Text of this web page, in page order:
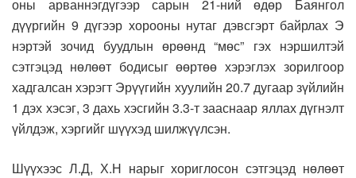
оны арваннэгдүгээр сарын 21-ний өдөр Баянгол
дүүргийн 9 дүгээр хорооны нутаг дэвсгэрт байрлах Э
нэртэй зочид буудлын өрөөнд “мөс” гэх нэршилтэй
сэтгэцэд нөлөөт бодисыг өөртөө хэрэглэх зорилгоор
хадгалсан хэрэгт Эрүүгийн хуулийн 20.7 дугаар зүйлийн
1 дэх хэсэг, 3 дахь хэсгийн 3.3-т зааснаар яллах дүгнэлт
үйлдэж, хэргийг шүүхэд шилжүүлсэн.
Шүүхээс Л.Д, Х.Н нарыг хориглосон сэтгэцэд нөлөөт